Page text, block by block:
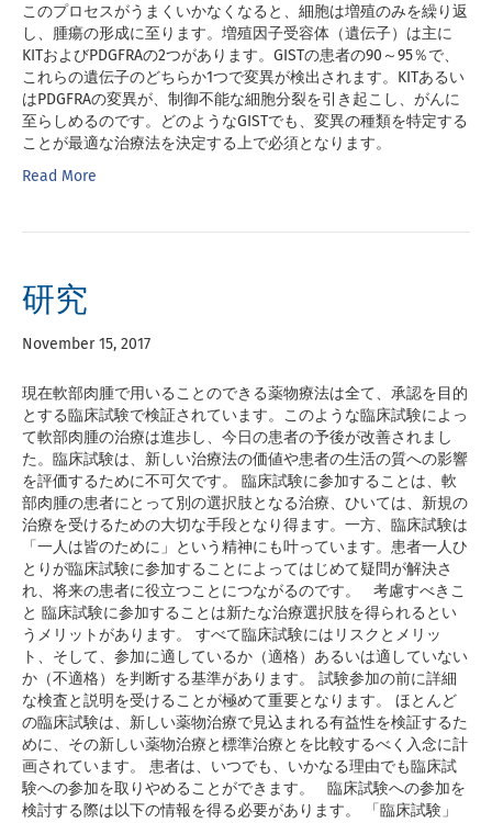
このプロセスがうまくいかなくなると、細胞は増殖のみを繰り返
し、腫瘍の形成に至ります。増殖因子受容体（遺伝子）は主に
KITおよびPDGFRAの2つがあります。GISTの患者の90～95％で、
これらの遺伝子のどちらか1つで変異が検出されます。KITあるい
はPDGFRAの変異が、制御不能な細胞分裂を引き起こし、がんに
至らしめるのです。どのようなGISTでも、変異の種類を特定する
ことが最適な治療法を決定する上で必須となります。
Read More
研究
November 15, 2017
現在軟部肉腫で用いることのできる薬物療法は全て、承認を目的
とする臨床試験で検証されています。このような臨床試験によっ
て軟部肉腫の治療は進歩し、今日の患者の予後が改善されまし
た。臨床試験は、新しい治療法の価値や患者の生活の質への影響
を評価するために不可欠です。 臨床試験に参加することは、軟
部肉腫の患者にとって別の選択肢となる治療、ひいては、新規の
治療を受けるための大切な手段となり得ます。一方、臨床試験は
「一人は皆のために」という精神にも叶っています。患者一人ひ
とりが臨床試験に参加することによってはじめて疑問が解決さ
れ、将来の患者に役立つことにつながるのです。 考慮すべきこ
と 臨床試験に参加することは新たな治療選択肢を得られるとい
うメリットがあります。 すべて臨床試験にはリスクとメリッ
ト、そして、参加に適しているか（適格）あるいは適していない
か（不適格）を判断する基準があります。 試験参加の前に詳細
な検査と説明を受けることが極めて重要となります。 ほとんど
の臨床試験は、新しい薬物治療で見込まれる有益性を検証するた
めに、その新しい薬物治療と標準治療とを比較するべく入念に計
画されています。 患者は、いつでも、いかなる理由でも臨床試
験への参加を取りやめることができます。 臨床試験への参加を
検討する際は以下の情報を得る必要があります。 「臨床試験」